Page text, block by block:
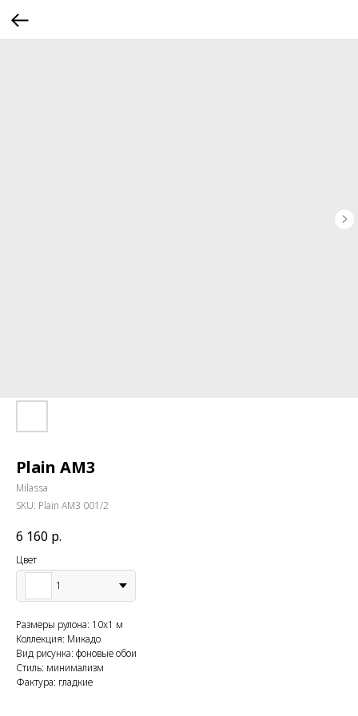
Plain AM3
Milassa
SKU: Plain AM3 001/2
6 160 р.
Цвет
1
Размеры рулона: 10x1 м
Коллекция: Микадо
Вид рисунка: фоновые обои
Стиль: минимализм
Фактура: гладкие